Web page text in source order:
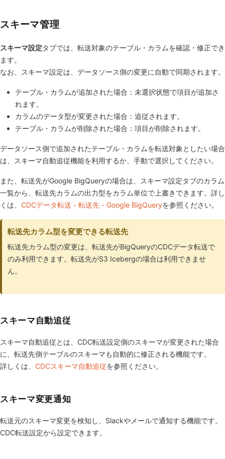
スキーマ管理
スキーマ設定タブでは、転送対象のテーブル・カラムを確認・修正でき
ます。
なお、スキーマ設定は、データソース側の変更に自動で同期されます。
テーブル・カラムが追加された場合：未選択状態で項目が追加さ
れます。
カラムのデータ型が変更された場合：追従されます。
テーブル・カラムが削除された場合：項目が削除されます。
データソース側で追加されたテーブル・カラムを転送対象としたい場合
は、スキーマ自動追従機能を利用するか、手動で選択してください。
また、転送先がGoogle BigQueryの場合は、スキーマ設定タブのカラム
一覧から、転送先カラムの出力型をカラム単位で上書きできます。詳し
くは、 CDCデータ転送 - 転送先 - Google BigQueryを参照ください。
転送先カラム型を変更できる転送先
転送先カラム型の変更は、転送先がBigQueryのCDCデータ転送で
のみ利用できます。転送先がS3 Icebergの場合は利用できませ
ん。
スキーマ自動追従
スキーマ自動追従とは、CDC転送設定側のスキーマが変更された場合
に、転送先側テーブルのスキーマも自動的に修正される機能です。
詳しくは、 CDCスキーマ自動追従を参照ください。
スキーマ変更通知
転送元のスキーマ変更を検知し、Slackやメールで通知する機能です。
CDC転送設定から設定できます。